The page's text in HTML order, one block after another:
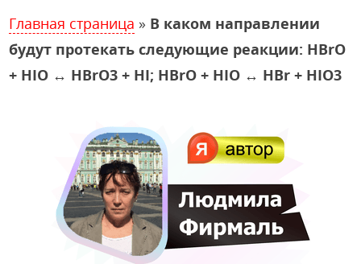
Главная страница » В каком направлении
будут протекать следующие реакции: HBrO
+ HIO ↔ HBrO3 + HI; HBrO + HIO ↔ HBr + HIO3